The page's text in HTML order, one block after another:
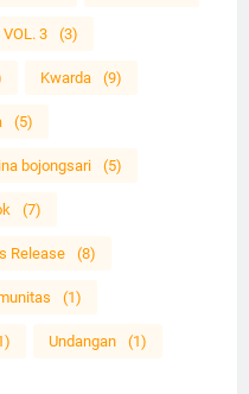
VOL. 3 (3)
Kwarda (9)
(5)
bojongsari (5)
(7)
Release (8)
(1)
Undangan (1)